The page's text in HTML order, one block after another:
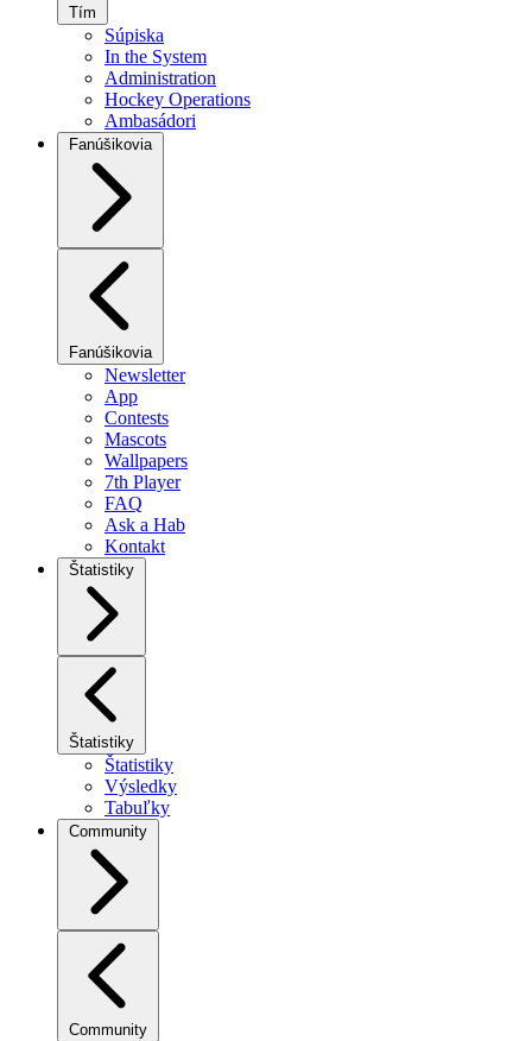
Tím
Súpiska
In the System
Administration
Hockey Operations
Ambasádori
Fanúšikovia
Fanúšikovia
Newsletter
App
Contests
Mascots
Wallpapers
7th Player
FAQ
Ask a Hab
Kontakt
Štatistiky
Štatistiky
Štatistiky
Výsledky
Tabuľky
Community
Community